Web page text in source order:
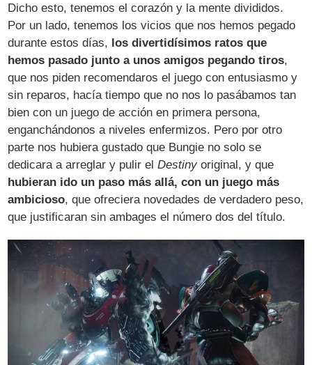
Dicho esto, tenemos el corazón y la mente divididos.
Por un lado, tenemos los vicios que nos hemos pegado
durante estos días, los divertidísimos ratos que
hemos pasado junto a unos amigos pegando tiros,
que nos piden recomendaros el juego con entusiasmo y
sin reparos, hacía tiempo que no nos lo pasábamos tan
bien con un juego de acción en primera persona,
enganchándonos a niveles enfermizos. Pero por otro
parte nos hubiera gustado que Bungie no solo se
dedicara a arreglar y pulir elDestiny original, y que
hubieran ido un paso más allá, con un juego más
ambicioso, que ofreciera novedades de verdadero peso,
que justificaran sin ambages el número dos del título.